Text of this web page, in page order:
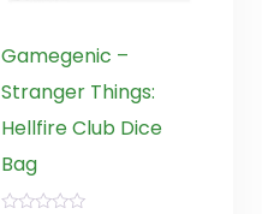
Gamegenic –
Stranger Things:
Hellfire Club Dice
Bag